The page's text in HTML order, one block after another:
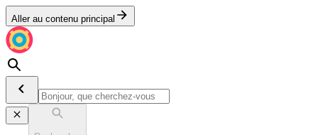
Aller au contenu principal